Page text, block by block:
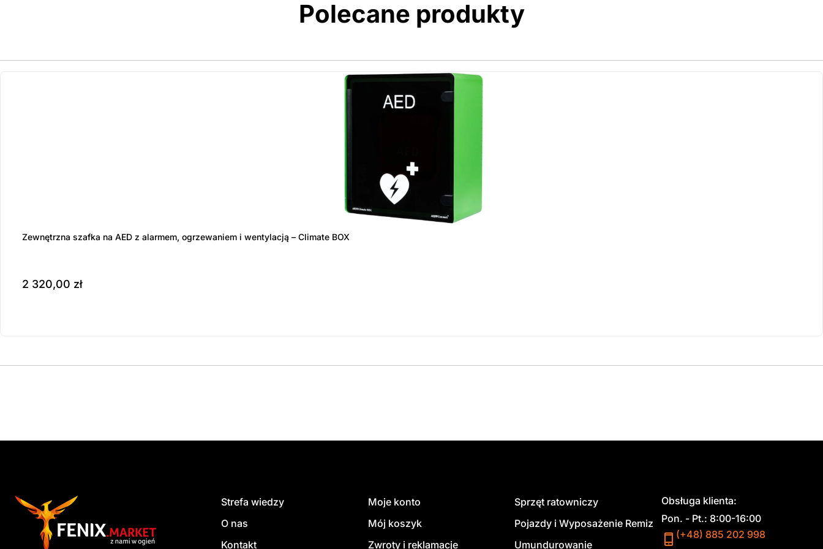
Polecane produkty
Zewnętrzna szafka na AED z alarmem, ogrzewaniem i wentylacją – Climate BOX
2 320,00 zł
Strefa wiedzy
O nas
Kontakt
Moje konto
Mój koszyk
Zwroty i reklamacje
Sprzęt ratowniczy
Pojazdy i Wyposażenie Remiz
Umundurowanie
Obsługa klienta:
Pon. - Pt.: 8:00-16:00
(+48) 885 202 998